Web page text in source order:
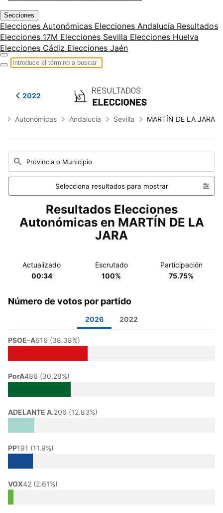
Secciones
Elecciones Autonómicas Elecciones Andalucía Resultados
Elecciones 17M Elecciones Sevilla Elecciones Huelva
Elecciones Cádiz Elecciones Jaén
2022
Autonómicas Andalucía Sevilla MARTÍN DE LA JARA
Provincia o Municipio
Selecciona resultados para mostrar
Resultados Elecciones
Autonómicas en MARTÍN DE LA
JARA
Actualizado
00:34
Escrutado
100%
Participación
75.75%
Número de votos por partido
2026 2022
PSOE-A616 (38.38%)
PorA486 (30.28%)
ADELANTE A.206 (12.83%)
PP191 (11.9%)
VOX42 (2.61%)